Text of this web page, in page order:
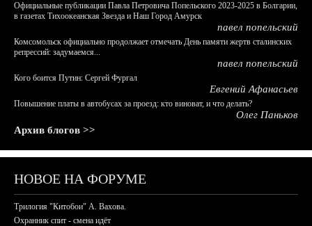
Официальные публикации Павла Петровича Попельского 2023-2025 в Болгарии,
в газетах Тихоокеанская Звезда и Наш Город Амурск
павел попельский
Комсомольск официально продолжает отмечать День памяти жертв сталинских
репрессий: задумаемся...
павел попельский
Кого боится Путин: Сергей Фургал
Евгений Афанасьев
Повышение платы в автобусах за проезд: кто виноват, и что делать?
Олег Паньков
Архив блогов >>
НОВОЕ НА ФОРУМЕ
Трилогия "Китобои" А. Вахова.
Охранник спит - смена идёт